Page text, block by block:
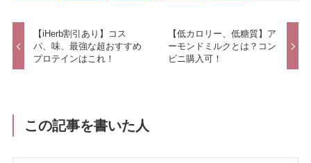
【iHerb割引あり】コス
パ、味、最強な超おすすめ
プロテインはこれ！
【低カロリー、低糖質】ア
ーモンドミルクとは？コン
ビニ購入可！
この記事を書いた人